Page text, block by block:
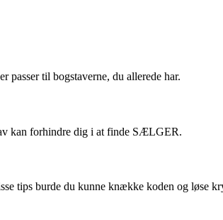
til bogstaverne, du allerede har.
kan forhindre dig i at finde SÆLGER.
tips burde du kunne knække koden og løse